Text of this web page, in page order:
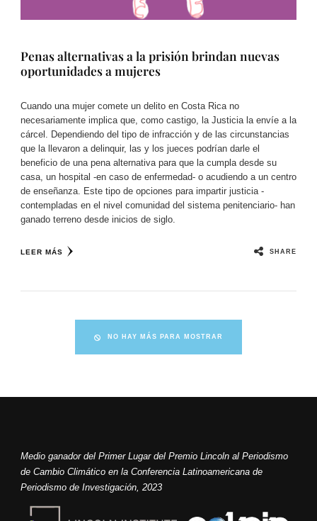
Penas alternativas a la prisión brindan nuevas
oportunidades a mujeres
Cuando una mujer comete un delito en Costa Rica no
necesariamente implica que, como castigo, la Justicia la envíe a la
cárcel. Dependiendo del tipo de infracción y de las circunstancias
que la llevaron a delinquir, las y los jueces podrían darle el
beneficio de una pena alternativa para que la cumpla desde su
casa, un hospital -en caso de enfermedad- o acudiendo a un centro
de enseñanza. Este tipo de opciones para impartir justicia -
contempladas en el nivel comunidad del sistema penitenciario- han
ganado terreno desde inicios de siglo.
LEER MÁS SHARE
NO HAY MÁS PARA MOSTRAR
Medio ganador del Primer Lugar del Premio Lincoln al Periodismo
de Cambio Climático en la Conferencia Latinoamericana de
Periodismo de Investigación, 2023